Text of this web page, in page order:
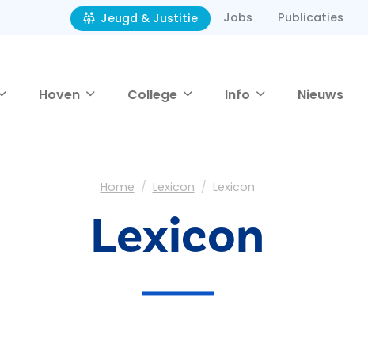
Jeugd & Justitie Jobs Publicaties
Hoven College Info Nieuws
Home Lexicon Lexicon
Lexicon